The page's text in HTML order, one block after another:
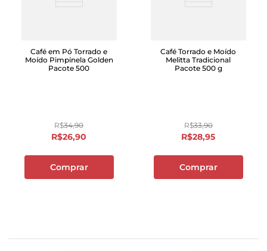
Café em Pó Torrado e
Moído Pimpinela Golden
Pacote 500
R$34,90
R$26,90
Comprar
Café Torrado e Moído
Melitta Tradicional
Pacote 500 g
R$33,90
R$28,95
Comprar